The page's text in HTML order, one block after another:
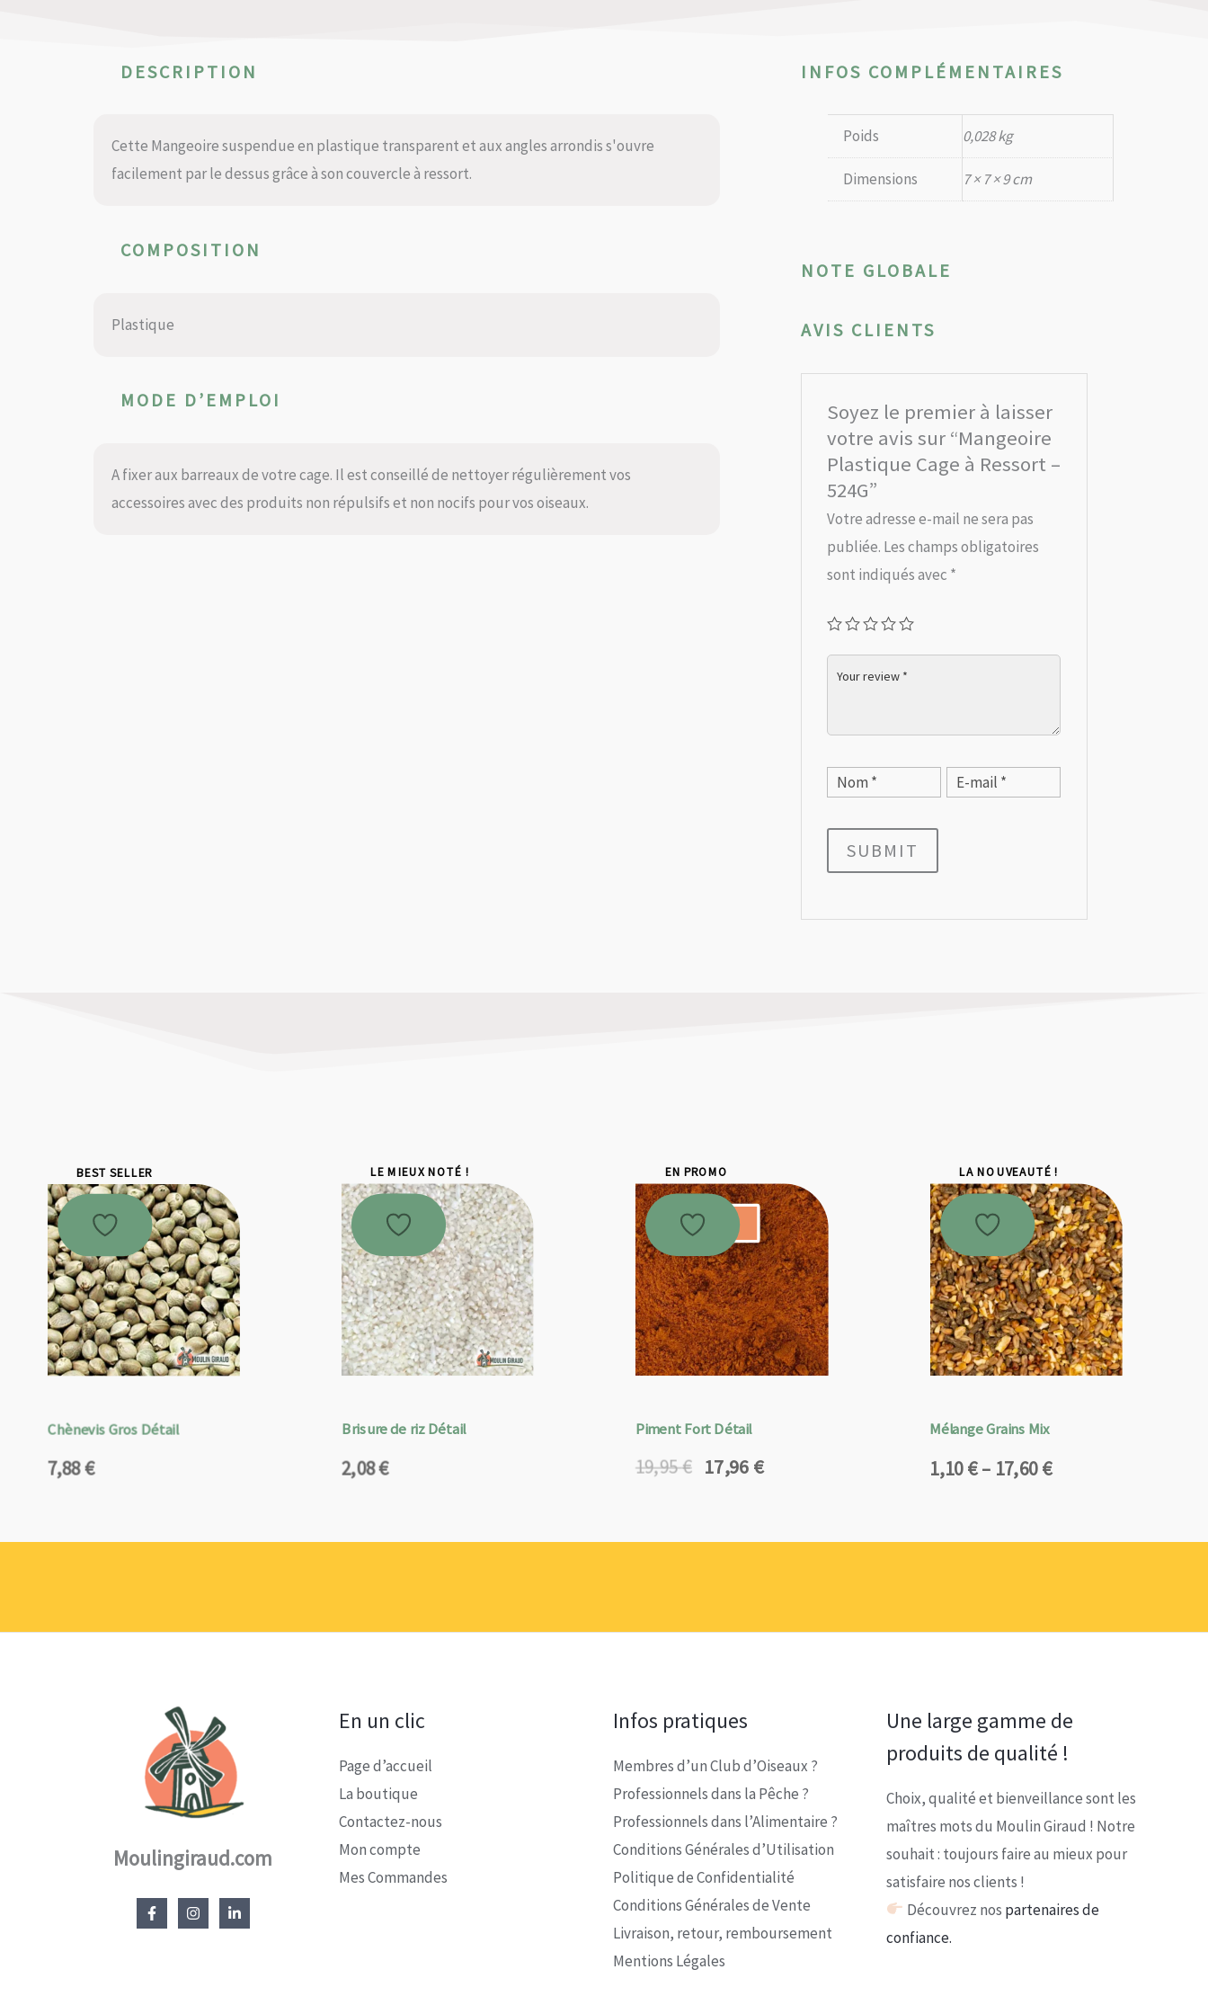
DESCRIPTION
Cette Mangeoire suspendue en plastique transparent et aux angles arrondis s'ouvre
facilement par le dessus grâce à son couvercle à ressort.
COMPOSITION
Plastique
MODE D’EMPLOI
A fixer aux barreaux de votre cage. Il est conseillé de nettoyer régulièrement vos
accessoires avec des produits non répulsifs et non nocifs pour vos oiseaux.
INFOS COMPLÉMENTAIRES
Poids 0,028 kg
Dimensions 7 × 7 × 9 cm
NOTE GLOBALE
AVIS CLIENTS
Soyez le premier à laisser
votre avis sur “Mangeoire
Plastique Cage à Ressort –
524G”
Votre adresse e-mail ne sera pas
publiée. Les champs obligatoires
sont indiqués avec *
SUBMIT
BEST SELLER
Chènevis Gros Détail
7,88€
LE MIEUX NOTÉ !
Brisure de riz Détail
2,08€
EN PROMO
Promo !
Piment Fort Détail
19,95€
Le
était :
17,96 €
Le
est :
LA NOUVEAUTÉ !
Mélange Grains Mix
1,10€– 17,60€
Plage
1,10 €
Moulingiraud.com
En un clic
Page d’accueil
La boutique
Contactez-nous
Mon compte
Mes Commandes
Infos pratiques
Membres d’un Club d’Oiseaux ?
Professionnels dans la Pêche ?
Professionnels dans l’Alimentaire ?
Conditions Générales d’Utilisation
Politique de Confidentialité
Conditions Générales de Vente
Livraison, retour, remboursement
Mentions Légales
Une large gamme de
produits de qualité !
Choix, qualité et bienveillance sont les
maîtres mots du Moulin Giraud ! Notre
souhait : toujours faire au mieux pour
satisfaire nos clients !
Découvrez nos partenaires de
confiance.